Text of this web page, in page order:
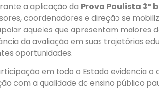
a aplicação da Prova Paulista 3º
coordenadores e direção se
aqueles que apresentam maiores
da avaliação em suas trajetórias
oportunidades.
em todo o Estado evidencia o
com a qualidade do ensino público